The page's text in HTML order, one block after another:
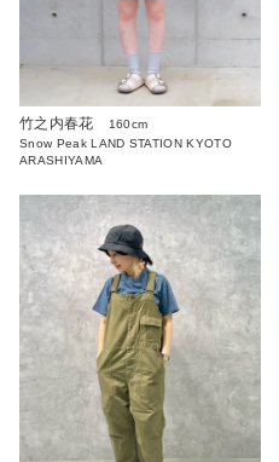
竹之内春花
160cm
Snow Peak LAND STATION KYOTO
ARASHIYAMA